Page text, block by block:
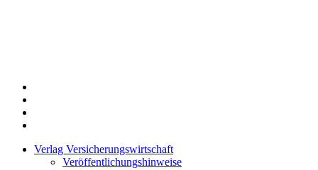
Verlag Versicherungswirtschaft
Veröffentlichungshinweise